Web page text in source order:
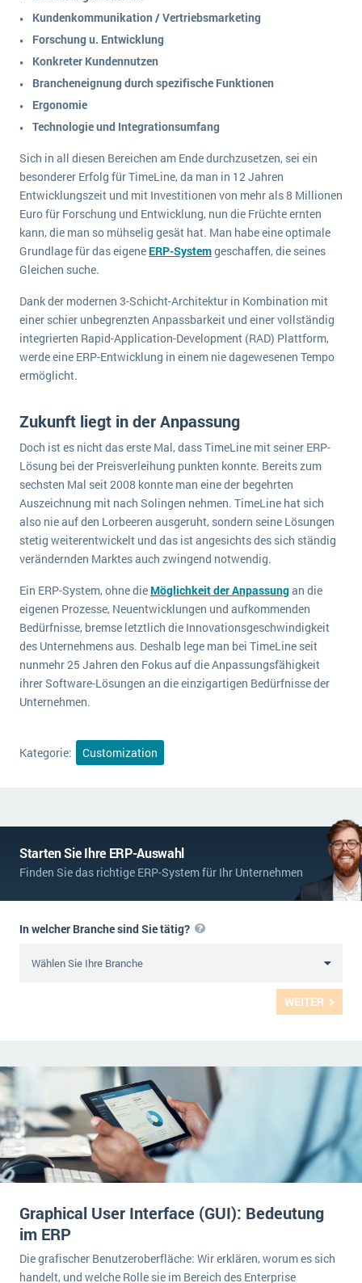
ERP News
Datenintegration
Die „SaaSpocalypse“: Was ist das und was bedeutet es für die Zukunft von Unternehmenssoftware?
SAP investiert mit zwei strategischen Übernahmen in Enterprise-KI
ERP-Trends in der Produktion
NACHRICHTENARCHIV
Kundenkommunikation / Vertriebsmarketing
Forschung u. Entwicklung
Konkreter Kundennutzen
Brancheneignung durch spezifische Funktionen
Ergonomie
Technologie und Integrationsumfang
Sich in all diesen Bereichen am Ende durchzusetzen, sei ein
besonderer Erfolg für TimeLine, da man in 12 Jahren
Entwicklungszeit und mit Investitionen von mehr als 8 Millionen
Euro für Forschung und Entwicklung, nun die Früchte ernten
kann, die man so mühselig gesät hat. Man habe eine optimale
Grundlage für das eigene ERP-Systemgeschaffen, die seines
Gleichen suche.
Dank der modernen 3-Schicht-Architektur in Kombination mit
einer schier unbegrenzten Anpassbarkeit und einer vollständig
integrierten Rapid-Application-Development (RAD) Plattform,
werde eine ERP-Entwicklung in einem nie dagewesenen Tempo
ermöglicht.
Zukunft liegt in der Anpassung
Doch ist es nicht das erste Mal, dass TimeLine mit seiner ERP-
Lösung bei der Preisverleihung punkten konnte. Bereits zum
sechsten Mal seit 2008 konnte man eine der begehrten
Auszeichnung mit nach Solingen nehmen. TimeLine hat sich
also nie auf den Lorbeeren ausgeruht, sondern seine Lösungen
stetig weiterentwickelt und das ist angesichts des sich ständig
verändernden Marktes auch zwingend notwendig.
Ein ERP-System, ohne die Möglichkeit der Anpassungan die
eigenen Prozesse, Neuentwicklungen und aufkommenden
Bedürfnisse, bremse letztlich die Innovationsgeschwindigkeit
des Unternehmens aus. Deshalb lege man bei TimeLine seit
nunmehr 25 Jahren den Fokus auf die Anpassungsfähigkeit
ihrer Software-Lösungen an die einzigartigen Bedürfnisse der
Unternehmen.
Kategorie: Customization
Starten Sie Ihre ERP-Auswahl
Finden Sie das richtige ERP-System für Ihr Unternehmen
WEITER
In welcher Branche sind Sie tätig?
Graphical User Interface (GUI): Bedeutung
im ERP
Die grafischer Benutzeroberfläche: Wir erklären, worum es sich
handelt, und welche Rolle sie im Bereich des Enterprise